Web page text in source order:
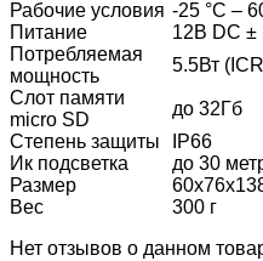
Рабочие условия -25 °C –
Питание
12В DC ±
Потребляемая
мощность
5.5Вт
Слот памяти
micro SD
до 32Гб
Степень защиты
IP66
Ик подсветка
до 30
Размер
Вес
300 г
Нет отзывов о данном